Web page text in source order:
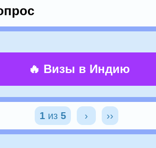
🔥 Визы в Индию
1из 5 › ››